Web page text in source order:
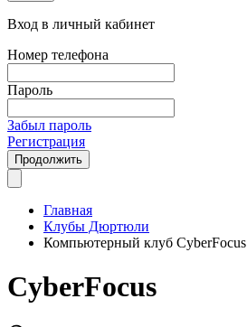
Вход в личный кабинет
Номер телефона
Пароль
Забыл пароль
Регистрация
Продолжить
Главная
Клубы Дюртюли
Компьютерный клуб CyberFocus
CyberFocus